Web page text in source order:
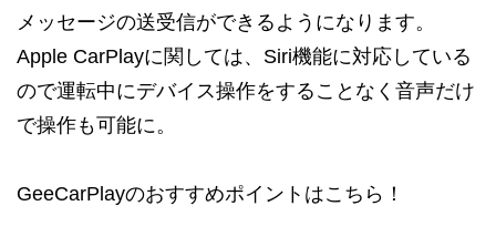
メッセージの送受信ができるようになります。
Apple CarPlayに関しては、Siri機能に対応している
ので運転中にデバイス操作をすることなく音声だけ
で操作も可能に。
GeeCarPlayのおすすめポイントはこちら！